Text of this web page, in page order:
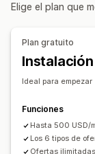
Compras
Precios que
Precios por
Descuentos por
Elige el plan que
Plan gratuito
Ideal para empezar
Funciones
Hasta 500 USD/
Los 6 tipos de
Ofertas ilimitadas